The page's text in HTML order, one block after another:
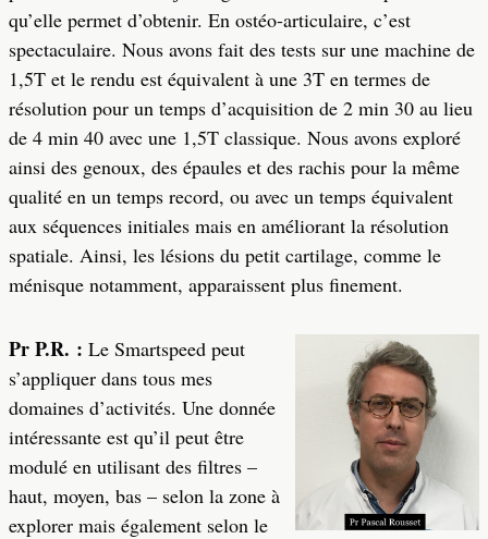
qu’elle permet d’obtenir. En ostéo-articulaire, c’est
spectaculaire. Nous avons fait des tests sur une machine de
1,5T et le rendu est équivalent à une 3T en termes de
résolution pour un temps d’acquisition de 2 min 30 au lieu
de 4 min 40 avec une 1,5T classique. Nous avons exploré
ainsi des genoux, des épaules et des rachis pour la même
qualité en un temps record, ou avec un temps équivalent
aux séquences initiales mais en améliorant la résolution
spatiale. Ainsi, les lésions du petit cartilage, comme le
ménisque notamment, apparaissent plus finement.
Pr P.R. : Le Smartspeed peut
s’appliquer dans tous mes
domaines d’activités. Une donnée
intéressante est qu’il peut être
modulé en utilisant des filtres –
haut, moyen, bas – selon la zone à
explorer mais également selon le